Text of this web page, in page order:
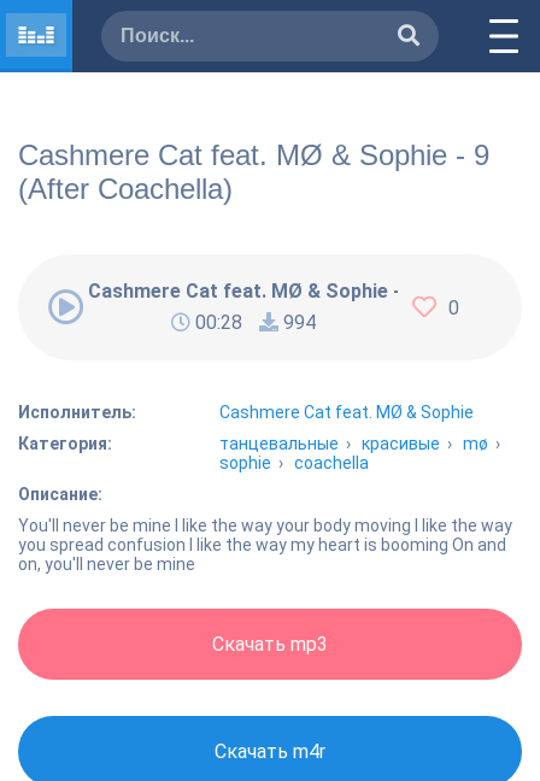
Cashmere Cat feat. MØ & Sophie - 9
(After Coachella)
Cashmere Cat feat. MØ & Sophie - 9 (After
00:28
994
0
Исполнитель:
Cashmere Cat feat. MØ & Sophie
Категория:
танцевальные ›красивые ›mø ›
sophie ›coachella
Описание:
You'll never be mine I like the way your body moving I like the way
you spread confusion I like the way my heart is booming On and
on, you'll never be mine
Скачать mp3
Скачать m4r